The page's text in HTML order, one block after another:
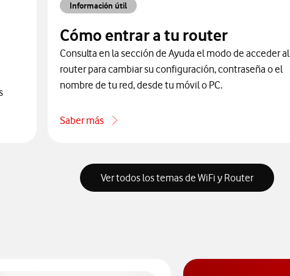
tutoriales de Ayuda Vodafone
Información útil
Cómo entrar a tu router
Consulta en la sección de Ayuda el modo de acceder al
router para cambiar su configuración, contraseña o el
nombre de tu red, desde tu móvil o PC.
Saber más
acerca de Cómo entrar a tu router
Ver todos los temas de WiFi y Router